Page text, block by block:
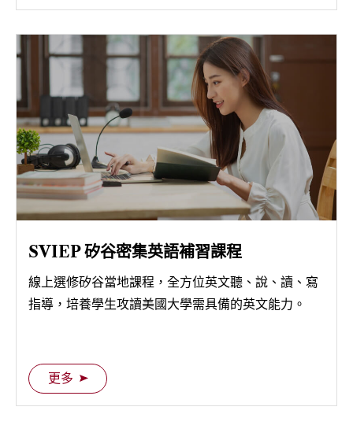
官方真題計時模擬考+名校師資檢討錯題；適合已完
成 SAT 進階課程或需要考前衝刺的學生。
SVIEP 矽谷密集英語補習課程
線上選修矽谷當地課程，全方位英文聽、說、讀、寫
指導，培養學生攻讀美國大學需具備的英文能力。
更多